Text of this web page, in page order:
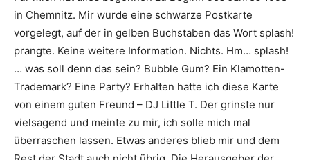
in Chemnitz. Mir wurde eine schwarze Postkarte
vorgelegt, auf der in gelben Buchstaben das Wort splash!
prangte. Keine weitere Information. Nichts. Hm… splash!
… was soll denn das sein? Bubble Gum? Ein Klamotten-
Trademark? Eine Party? Erhalten hatte ich diese Karte
von einem guten Freund – DJ Little T. Der grinste nur
vielsagend und meinte zu mir, ich solle mich mal
überraschen lassen. Etwas anderes blieb mir und dem